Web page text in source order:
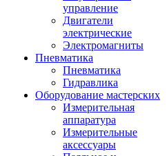
управление
Двигатели
электрические
Электромагниты
Пневматика
Пневматика
Гидравлика
Оборудование мастерских
Измерительная
аппаратура
Измерительные
аксессуары